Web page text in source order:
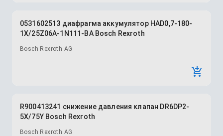
0531602513 диафрагма аккумулятор HAD0,7-180-
1X/25Z06A-1N111-BA Bosch Rexroth
Bosch Rexroth AG
R900413241 снижение давления клапан DR6DP2-
5X/75Y Bosch Rexroth
Bosch Rexroth AG